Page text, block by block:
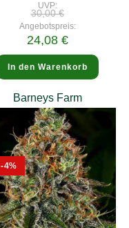
UVP:
30,00€Ursprünglicher
Preis
war:
30,00 €
Angebotspreis:
24,08 €Aktueller
Preis
ist:
24,08 €.
In den Warenkorb
Barneys Farm
-4%